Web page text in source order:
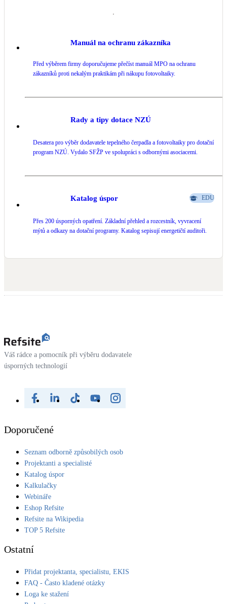
Manuál na ochranu zákazníka
Před výběrem firmy doporučujeme přečíst manuál MPO na ochranu
zákazníků proti nekalým praktikám při nákupu fotovoltaiky.
Rady a tipy dotace NZÚ
Desatera pro výběr dodavatele tepelného čerpadla a fotovoltaiky pro dotační
program NZÚ. Vydalo SFŽP ve spolupráci s odbornými asociacemi.
Katalog úspor EDU
Přes 200 úsporných opatření. Základní přehled a rozcestník, vyvracení
mýtů a odkazy na dotační programy. Katalog sepisují energetičtí auditoři.
Váš rádce a pomocník při výběru dodavatele
úsporných technologií
Doporučené
Seznam odborně způsobilých osob
Projektanti a specialisté
Katalog úspor
Kalkulačky
Webináře
Eshop Refsite
Refsite na Wikipedia
TOP 5 Refsite
Ostatní
Přidat projektanta, specialistu, EKIS
FAQ - Často kladené otázky
Loga ke stažení